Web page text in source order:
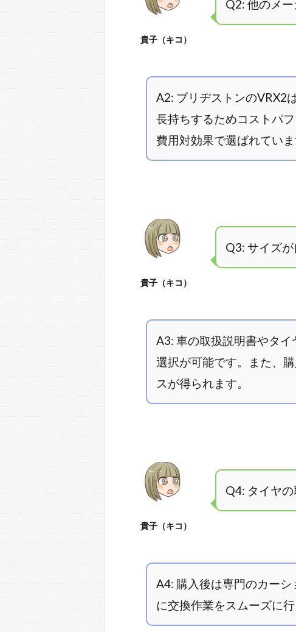
貴子（キコ）
Q2: 他のメー
A2: ブリヂストンのVRX2
長持ちするためコストパ
費用対効果で選ばれていま
貴子（キコ）
Q3: サイズ
A3: 車の取扱説明書やタ
選択が可能です。また、
スが得られます。
貴子（キコ）
Q4: タイヤ
A4: 購入後は専門のカー
に交換作業をスムーズに